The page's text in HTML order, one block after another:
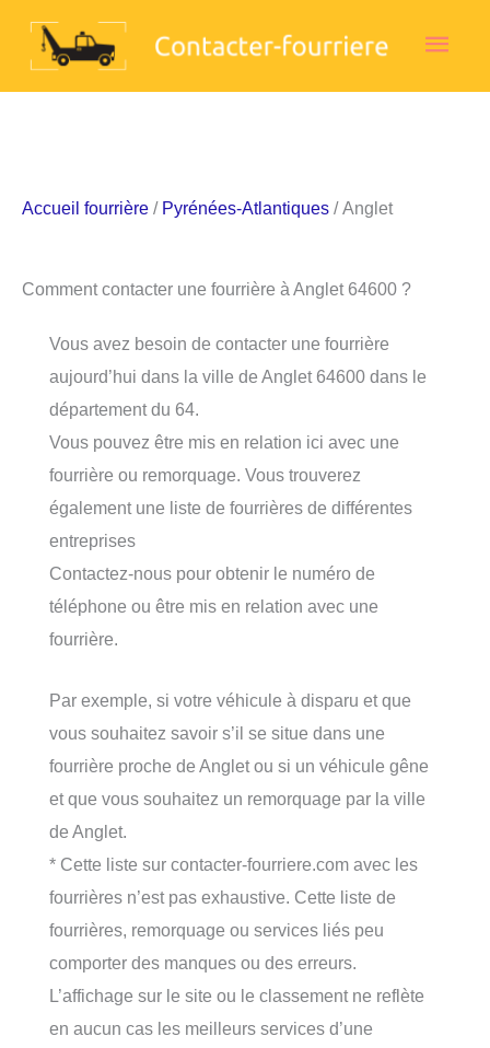
Accueil fourrière / Pyrénées-Atlantiques / Anglet
Comment contacter une fourrière à Anglet 64600 ?
Vous avez besoin de contacter une fourrière
aujourd’hui dans la ville de Anglet 64600 dans le
département du 64.
Vous pouvez être mis en relation ici avec une
fourrière ou remorquage. Vous trouverez
également une liste de fourrières de différentes
entreprises
Contactez-nous pour obtenir le numéro de
téléphone ou être mis en relation avec une
fourrière.
Par exemple, si votre véhicule à disparu et que
vous souhaitez savoir s’il se situe dans une
fourrière proche de Anglet ou si un véhicule gêne
et que vous souhaitez un remorquage par la ville
de Anglet.
* Cette liste sur contacter-fourriere.com avec les
fourrières n’est pas exhaustive. Cette liste de
fourrières, remorquage ou services liés peu
comporter des manques ou des erreurs.
L’affichage sur le site ou le classement ne reflète
en aucun cas les meilleurs services d’une